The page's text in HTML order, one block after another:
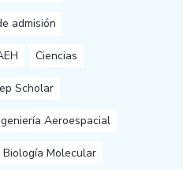
admisión
Ciencias
Scholar
Aeroespacial
Biología Molecular